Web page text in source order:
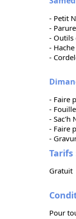
- Petit
- Parure
- Outils
-
-
- Faire
-
- Sac'h
- Faire
-
Tarifs
Gratuit
Pour